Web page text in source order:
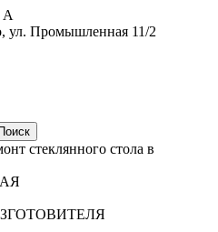
А
ул. Промышленная 11/2
Поиск
стеклянного стола в